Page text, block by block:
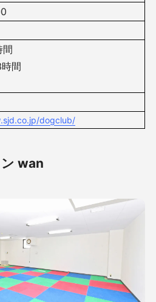
間
間
dogclub/
wan